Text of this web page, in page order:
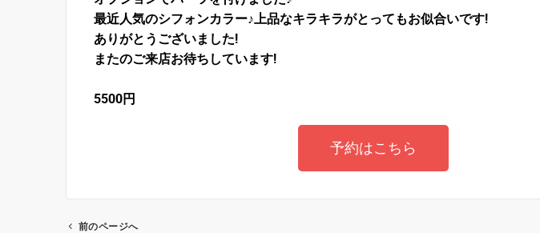
最近人気のシフォンカラー♪上品なキラキラがとってもお似合いです!
ありがとうございました!
またのご来店お待ちしています!
5500円
予約はこちら
前のページへ